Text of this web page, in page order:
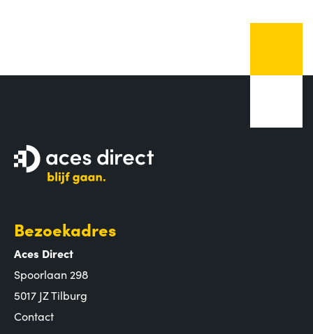
Bezoekadres
Aces Direct
Spoorlaan 298
5017 JZ Tilburg
Contact